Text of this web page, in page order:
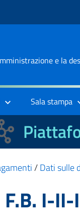
e la
Sala stampa
/Dati sulle
I-